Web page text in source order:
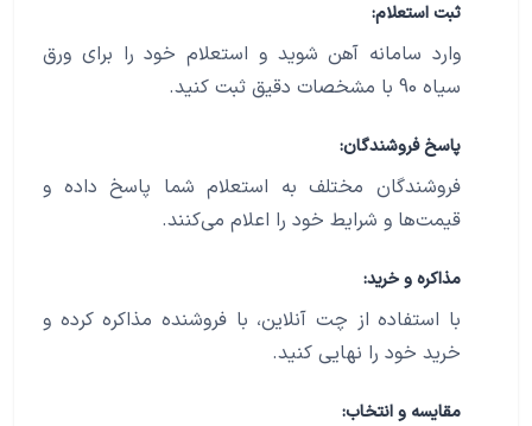
ثبت استعلام:
وارد سامانه آهن شوید و استعلام خود را برای ورق
سیاه 90 با مشخصات دقیق ثبت کنید.
پاسخ فروشندگان:
فروشندگان مختلف به استعلام شما پاسخ داده و
قیمت‌ها و شرایط خود را اعلام می‌کنند.
مذاکره و خرید:
با استفاده از چت آنلاین، با فروشنده مذاکره کرده و
خرید خود را نهایی کنید.
مقایسه و انتخاب: